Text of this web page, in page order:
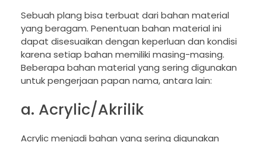
Sebuah plang bisa terbuat dari bahan material
yang beragam. Penentuan bahan material ini
dapat disesuaikan dengan keperluan dan kondisi
karena setiap bahan memiliki masing-masing.
Beberapa bahan material yang sering digunakan
untuk pengerjaan papan nama, antara lain:
a. Acrylic/Akrilik
Acrylic menjadi bahan yang sering digunakan